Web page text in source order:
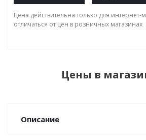
Цена действительна только для
отличаться от цен в розничных магазинах
Цены в
Описание